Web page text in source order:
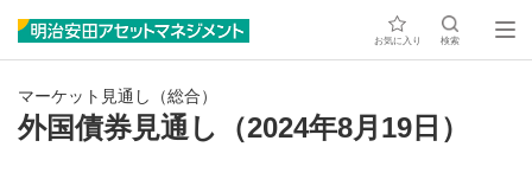
お気に入り 検索
マーケット見通し（総合）
外国債券見通し（2024年8月19日）